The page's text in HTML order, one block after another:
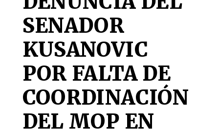
SENADOR
KUSANOVIC
POR FALTA DE
COORDINACIÓN
DEL MOP EN